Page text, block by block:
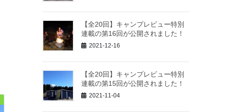
【全20回】キャンプレビュー特別
連載の第16回が公開されました！
2021-12-16
【全20回】キャンプレビュー特別
連載の第15回が公開されました！
2021-11-04